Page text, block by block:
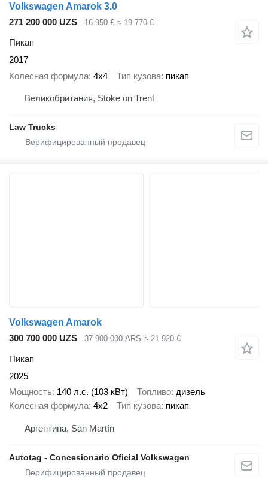
Volkswagen Amarok 3.0
271 200 000 UZS
16 950 £ ≈ 19 770 €
Пикап
2017
Колесная формула 4x4 Тип кузова пикап
Великобритания, Stoke on Trent
Law Trucks
Volkswagen Amarok
300 700 000 UZS
37 900 000 ARS ≈ 21 920 €
Пикап
2025
Мощность 140 л.с. (103 кВт) Топливо дизель
Колесная формула 4x2 Тип кузова пикап
Аргентина, San Martín
Autotag - Concesionario Oficial Volkswagen